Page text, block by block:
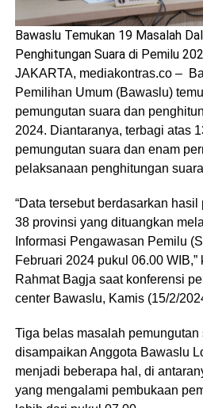
Bawaslu Temukan 19 Masalah
Penghitungan Suara di Pemilu
JAKARTA, mediakontras.co –
Pemilihan Umum (Bawaslu)
pemungutan suara dan
2024. Diantaranya, terbagi atas
pemungutan suara dan enam
pelaksanaan penghitungan
“Data tersebut berdasarkan
38 provinsi yang dituangkan
Informasi Pengawasan Pemilu
Februari 2024 pukul 06.00
Rahmat Bagja saat konferensi
center Bawaslu, Kamis (15/2/
Tiga belas masalah pemungutan
disampaikan Anggota Bawaslu
menjadi beberapa hal, di
yang mengalami pembukaan